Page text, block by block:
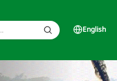
English